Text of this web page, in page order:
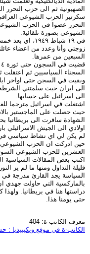
الصهيونية ثم الى حزب التحرر
التحرر عضوا في الحزب
الشيوعي بصورة تلقائية.
في ١٩ شباط
زوجتي وأنا وعدد من اعضاء
السبعين من عمرها.
الى ايران حيث سلمتني
الى اسرائيل على حسابها.
اشتغلت في اسرائيل مترجما
حيث حصلت على الماجستير
الشهادة سافرت الى بريطانيا
اولادي الى الجيش الاسرائيلي
لم يكن لي اي نشاط سياسي
حين ادركت ان الحزب الشيوعي
العشرين للحزب الشيوعي
اكتب بعض المقالات السياسية
قليلة التداول ومنها ما لم ير
السياسة يجد القارئ مدرجة
بالماركسية التي حاولت جهدي
دراستها هنا في بريطانيا.
حتى يومنا هذا.
معرف الكاتب-ة: 404
الكاتب-ة في موقع ويكيبيديا :